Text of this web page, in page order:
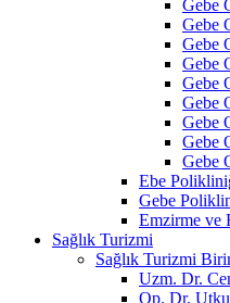
Gebe
Gebe
Gebe
Gebe
Gebe
Gebe
Gebe
Gebe
Gebe
Ebe
Gebe
Emzirme ve
Sağlık Turizmi
Sağlık Turizmi
Uzm. Dr.
Op. Dr.